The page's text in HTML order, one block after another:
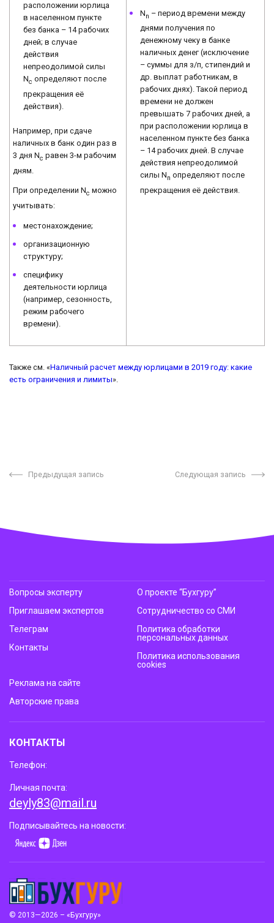
расположении юрлица
в населенном пункте
без банка – 14 рабочих
дней; в случае
действия
непреодолимой силы
Nс определяют после
прекращения её
действия).
Например, при сдаче
наличных в банк один раз в
3 дня Nс равен 3-м рабочим
дням.
При определении Nс можно
учитывать:
местонахождение;
организационную
структуру;
специфику
деятельности юрлица
(например, сезонность,
режим рабочего
времени).
Nn – период времени между
днями получения по
денежному чеку в банке
наличных денег (исключение
– суммы для з/п, стипендий и
др. выплат работникам, в
рабочих днях). Такой период
времени не должен
превышать 7 рабочих дней, а
при расположении юрлица в
населенном пункте без банка
– 14 рабочих дней. В случае
действия непреодолимой
силы Nn определяют после
прекращения её действия.
Также см. «Наличный расчет между юрлицами в 2019 году: какие
есть ограничения и лимиты».
Предыдущая запись Следующая запись
© 2013—2026 – «Бухгуру»
Вопросы эксперту
Приглашаем экспертов
Телеграм
Контакты
О проекте “Бухгуру”
Сотрудничество со СМИ
Политика обработки
персональных данных
Политика использования
cookies
Реклама на сайте
Авторские права
КОНТАКТЫ
Телефон:
Личная почта:
deyly83@mail.ru
Подписывайтесь на новости: